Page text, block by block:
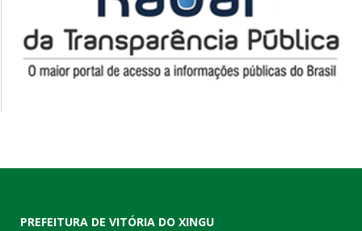
PREFEITURA DE VITÓRIA DO XINGU